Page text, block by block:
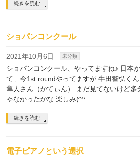
続きを読む
ショパンコンクール
2021年10月6日 未分類
ショパンコンクール、やってますね♪ 日本
て、今1st roundやってますが 牛田智弘
隼人さん（かてぃん） まだ見てないけど多
ゃなかったかな 楽しみ(^^ …
続きを読む
電子ピアノという選択